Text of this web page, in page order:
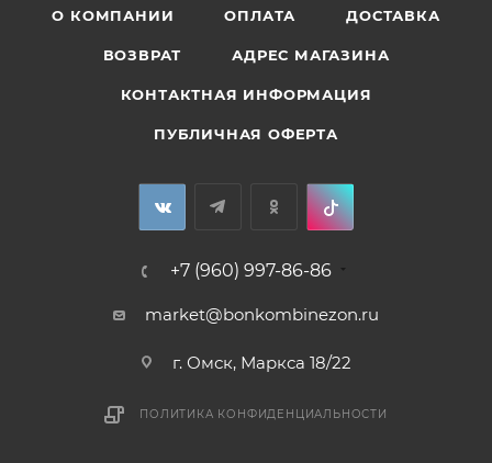
О КОМПАНИИ ОПЛАТА ДОСТАВКА
ВОЗВРАТ АДРЕС МАГАЗИНА
КОНТАКТНАЯ ИНФОРМАЦИЯ
ПУБЛИЧНАЯ ОФЕРТА
+7 (960) 997-86-86
market@bonkombinezon.ru
г. Омск, Маркса 18/22
ПОЛИТИКА КОНФИДЕНЦИАЛЬНОСТИ